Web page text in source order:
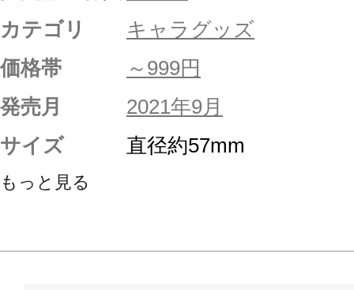
カテゴリ
キャラグッズ
価格帯
～999円
発売月
2021年9月
サイズ
直径約57mm
もっと見る